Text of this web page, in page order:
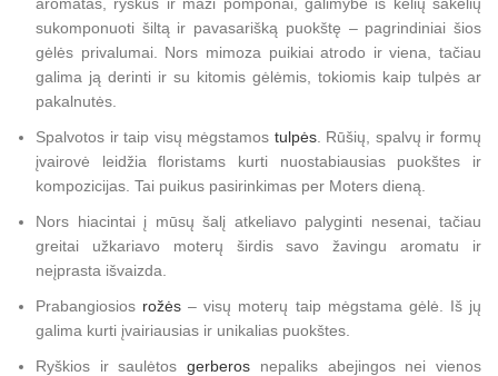
sukomponuoti šiltą ir pavasarišką puokštę – pagrindiniai šios
gėlės privalumai. Nors mimoza puikiai atrodo ir viena, tačiau
galima ją derinti ir su kitomis gėlėmis, tokiomis kaip tulpės ar
pakalnutės.
Spalvotos ir taip visų mėgstamos tulpės. Rūšių, spalvų ir formų
įvairovė leidžia floristams kurti nuostabiausias puokštes ir
kompozicijas. Tai puikus pasirinkimas per Moters dieną.
Nors hiacintai į mūsų šalį atkeliavo palyginti nesenai, tačiau
greitai užkariavo moterų širdis savo žavingu aromatu ir
neįprasta išvaizda.
Prabangiosios rožės – visų moterų taip mėgstama gėlė. Iš jų
galima kurti įvairiausias ir unikalias puokštes.
Ryškios ir saulėtosgerberos nepaliks abejingos nei vienos